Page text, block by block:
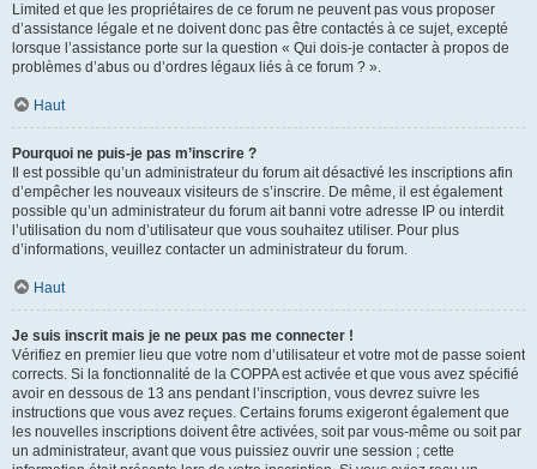
Limited et que les propriétaires de ce forum ne peuvent pas vous proposer
d’assistance légale et ne doivent donc pas être contactés à ce sujet, excepté
lorsque l’assistance porte sur la question « Qui dois-je contacter à propos de
problèmes d’abus ou d’ordres légaux liés à ce forum ? ».
Haut
Pourquoi ne puis-je pas m’inscrire ?
Il est possible qu’un administrateur du forum ait désactivé les inscriptions afin
d’empêcher les nouveaux visiteurs de s’inscrire. De même, il est également
possible qu’un administrateur du forum ait banni votre adresse IP ou interdit
l’utilisation du nom d’utilisateur que vous souhaitez utiliser. Pour plus
d’informations, veuillez contacter un administrateur du forum.
Haut
Je suis inscrit mais je ne peux pas me connecter !
Vérifiez en premier lieu que votre nom d’utilisateur et votre mot de passe soient
corrects. Si la fonctionnalité de la COPPA est activée et que vous avez spécifié
avoir en dessous de 13 ans pendant l’inscription, vous devrez suivre les
instructions que vous avez reçues. Certains forums exigeront également que
les nouvelles inscriptions doivent être activées, soit par vous-même ou soit par
un administrateur, avant que vous puissiez ouvrir une session ; cette